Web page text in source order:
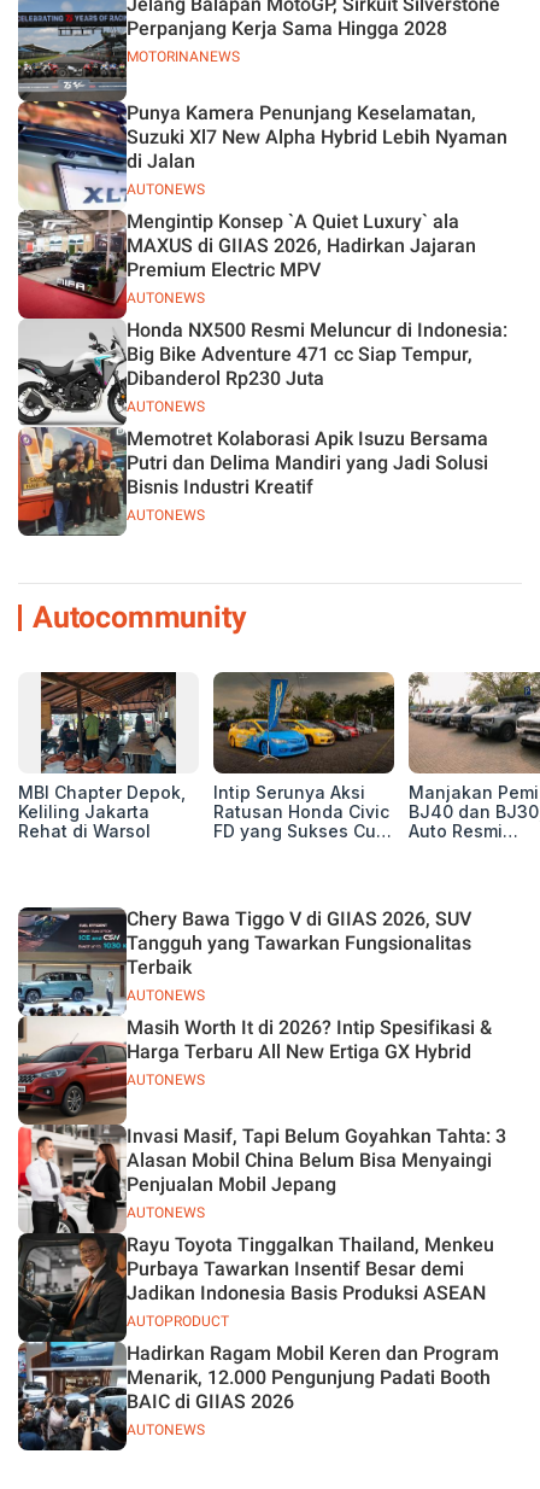
MOTORINANEWS
Perpanjang Kerja Sama Hingga 2028
AUTONEWS
Punya Kamera Penunjang Keselamatan,
Suzuki Xl7 New Alpha Hybrid Lebih Nyaman
di Jalan
AUTONEWS
Mengintip Konsep `A Quiet Luxury` ala
MAXUS di GIIAS 2026, Hadirkan Jajaran
Premium Electric MPV
AUTONEWS
Honda NX500 Resmi Meluncur di Indonesia:
Big Bike Adventure 471 cc Siap Tempur,
Dibanderol Rp230 Juta
AUTONEWS
Memotret Kolaborasi Apik Isuzu Bersama
Putri dan Delima Mandiri yang Jadi Solusi
Bisnis Industri Kreatif
Autocommunity
MBI Chapter Depok,
Keliling Jakarta
Rehat di Warsol
Intip Serunya Aksi
Ratusan Honda Civic
FD yang Sukses Curi
Manjakan
BJ40 dan
Auto Resmi
AUTONEWS
Chery Bawa Tiggo V di GIIAS 2026, SUV
Tangguh yang Tawarkan Fungsionalitas
Terbaik
AUTONEWS
Masih Worth It di 2026? Intip Spesifikasi &
Harga Terbaru All New Ertiga GX Hybrid
AUTONEWS
Invasi Masif, Tapi Belum Goyahkan Tahta: 3
Alasan Mobil China Belum Bisa Menyaingi
Penjualan Mobil Jepang
AUTOPRODUCT
Rayu Toyota Tinggalkan Thailand, Menkeu
Purbaya Tawarkan Insentif Besar demi
Jadikan Indonesia Basis Produksi ASEAN
AUTONEWS
Hadirkan Ragam Mobil Keren dan Program
Menarik, 12.000 Pengunjung Padati Booth
BAIC di GIIAS 2026